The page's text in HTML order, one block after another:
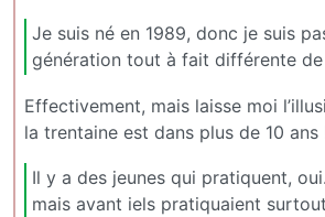
Je suis né en 1989, donc je suis
génération tout à fait différente de
Effectivement, mais laisse moi
la trentaine est dans plus de 10 ans
Il y a des jeunes qui pratiquent,
mais avant iels pratiquaient